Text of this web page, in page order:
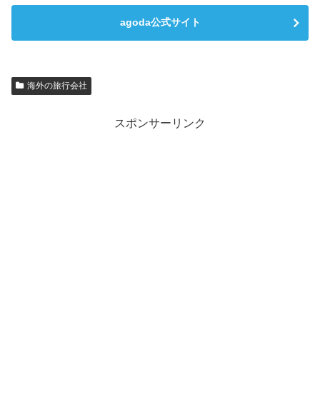
agoda公式サイト
海外の旅行会社
スポンサーリンク